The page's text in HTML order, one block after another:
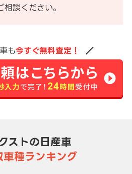
相談ください。
も今すぐ無料査定！
ストの日産車
車種ランキング